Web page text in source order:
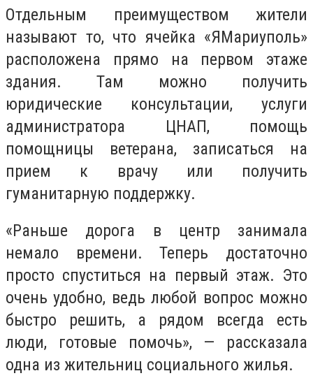
Отдельным преимуществом жители
называют то, что ячейка «ЯМариуполь»
расположена прямо на первом этаже
здания. Там можно получить
юридические консультации, услуги
администратора ЦНАП, помощь
помощницы ветерана, записаться на
прием к врачу или получить
гуманитарную поддержку.
«Раньше дорога в центр занимала
немало времени. Теперь достаточно
просто спуститься на первый этаж. Это
очень удобно, ведь любой вопрос можно
быстро решить, а рядом всегда есть
люди, готовые помочь», — рассказала
одна из жительниц социального жилья.